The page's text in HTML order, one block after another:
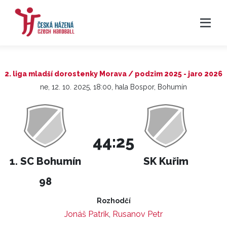
2. liga mladší dorostenky Morava / podzim 2025 - jaro 2026
ne, 12. 10. 2025, 18:00, hala Bospor, Bohumín
1. SC Bohumín
98
44:25
SK Kuřim
Rozhodčí
Jonáš Patrik, Rusanov Petr